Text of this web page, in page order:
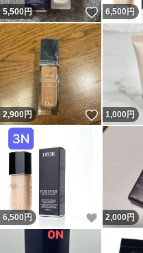
5,500円 いいね！
6,500 円
2,900円 いいね！
1,000円
6,500 円 いいね！
2,000円